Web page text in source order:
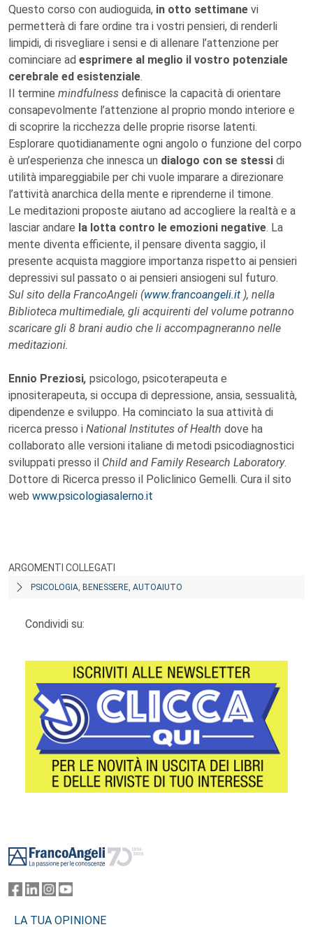
Questo corso con audioguida, in otto settimane vi
permetterà di fare ordine tra i vostri pensieri, di renderli
limpidi, di risvegliare i sensi e di allenare l’attenzione per
cominciare ad esprimere al meglio il vostro potenziale
cerebrale ed esistenziale.
Il termine mindfulness definisce la capacità di orientare
consapevolmente l’attenzione al proprio mondo interiore e
di scoprire la ricchezza delle proprie risorse latenti.
Esplorare quotidianamente ogni angolo o funzione del corpo
è un’esperienza che innesca un dialogo con se stessi di
utilità impareggiabile per chi vuole imparare a direzionare
l’attività anarchica della mente e riprenderne il timone.
Le meditazioni proposte aiutano ad accogliere la realtà e a
lasciar andare la lotta contro le emozioni negative. La
mente diventa efficiente, il pensare diventa saggio, il
presente acquista maggiore importanza rispetto ai pensieri
depressivi sul passato o ai pensieri ansiogeni sul futuro.
Sul sito della FrancoAngeli (www.francoangeli.it ), nella
Biblioteca multimediale, gli acquirenti del volume potranno
scaricare gli 8 brani audio che li accompagneranno nelle
meditazioni.
Ennio Preziosi, psicologo, psicoterapeuta e
ipnositerapeuta, si occupa di depressione, ansia, sessualità,
dipendenze e sviluppo. Ha cominciato la sua attività di
ricerca presso i National Institutes of Health dove ha
collaborato alle versioni italiane di metodi psicodiagnostici
sviluppati presso il Child and Family Research Laboratory.
Dottore di Ricerca presso il Policlinico Gemelli. Cura il sito
web www.psicologiasalerno.it
ARGOMENTI COLLEGATI
PSICOLOGIA, BENESSERE, AUTOAIUTO
Condividi su:
LA TUA OPINIONE